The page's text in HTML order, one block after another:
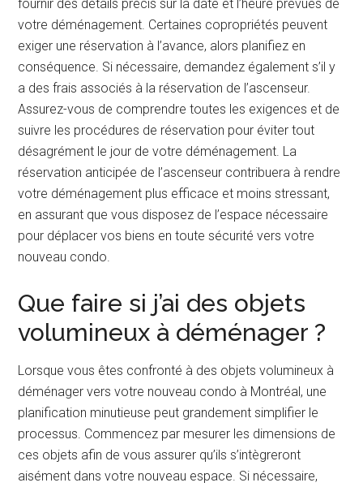
fournir des détails précis sur la date et l’heure prévues de
votre déménagement. Certaines copropriétés peuvent
exiger une réservation à l’avance, alors planifiez en
conséquence. Si nécessaire, demandez également s’il y
a des frais associés à la réservation de l’ascenseur.
Assurez-vous de comprendre toutes les exigences et de
suivre les procédures de réservation pour éviter tout
désagrément le jour de votre déménagement. La
réservation anticipée de l’ascenseur contribuera à rendre
votre déménagement plus efficace et moins stressant,
en assurant que vous disposez de l’espace nécessaire
pour déplacer vos biens en toute sécurité vers votre
nouveau condo.
Que faire si j’ai des objets
volumineux à déménager ?
Lorsque vous êtes confronté à des objets volumineux à
déménager vers votre nouveau condo à Montréal, une
planification minutieuse peut grandement simplifier le
processus. Commencez par mesurer les dimensions de
ces objets afin de vous assurer qu’ils s’intègreront
aisément dans votre nouveau espace. Si nécessaire,